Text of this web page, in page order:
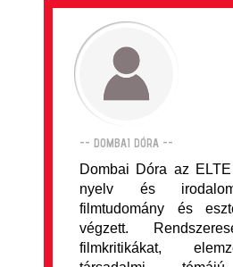
-- DOMBAI DÓRA --
Dombai Dóra az
nyelv és
filmtudomány és
végzett.
filmkritikákat,